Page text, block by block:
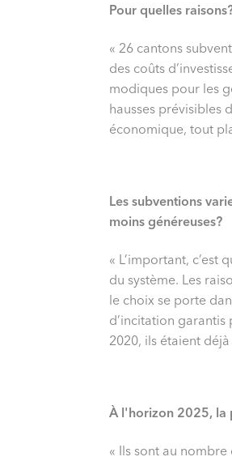
Pour quelles
« 26 cantons
des coûts
modiques pour les
hausses prévisibles
économique, tout
Les subventions
moins généreuses?
« L’important,
du système. Les
le choix se porte
d’incitation
2020, ils étaient
À l'horizon 2025, la
« Ils sont au